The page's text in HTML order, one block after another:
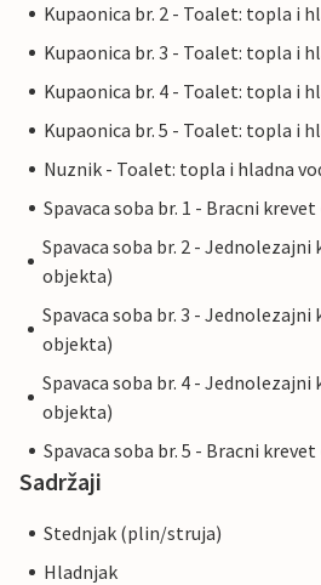
Kupaonica br. 2 - Toalet: topla i
Kupaonica br. 3 - Toalet: topla i
Kupaonica br. 4 - Toalet: topla i
Kupaonica br. 5 - Toalet: topla i
Nuznik - Toalet: topla i hladna
Spavaca soba br. 1 - Bracni
Spavaca soba br. 2 -
objekta)
Spavaca soba br. 3 -
objekta)
Spavaca soba br. 4 -
objekta)
Spavaca soba br. 5 - Bracni
Sadržaji
Stednjak (plin/struja)
Hladnjak